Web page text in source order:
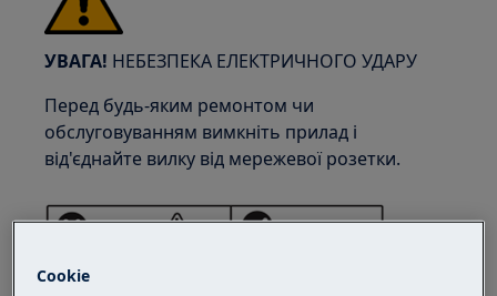
УВАГА! НЕБЕЗПЕКА ЕЛЕКТРИЧНОГО УДАРУ
Перед будь-яким ремонтом чи
обслуговуванням вимкніть прилад і
від'єднайте вилку від мережевої розетки.
Cookie